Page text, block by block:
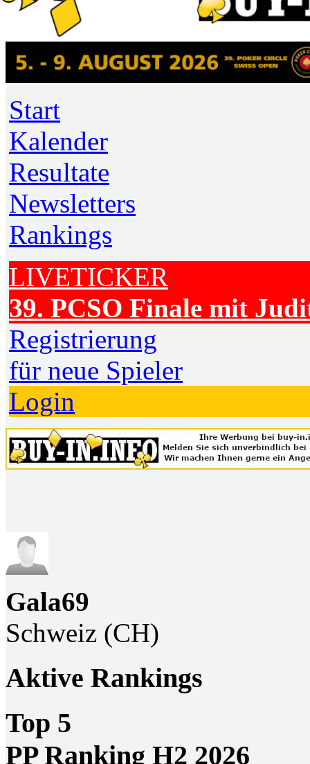
Start
Kalender
Resultate
Newsletters
Rankings
LIVETICKER
39. PCSO Finale mit
Registrierung
für neue Spieler
Login
Gala69
Schweiz (CH)
Aktive Rankings
Top 5
PP Ranking H2 2026